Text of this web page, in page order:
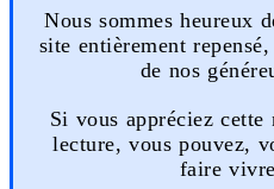
Nous sommes heureux
site entièrement
de nos
Si vous appréciez
lecture, vous pouvez,
faire